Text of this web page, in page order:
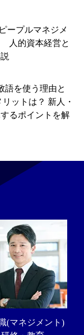
ープルマネジメ
人的資本経営と
語を使う理由と
ットは？ 新人・
るポイントを解
(マネジメント)